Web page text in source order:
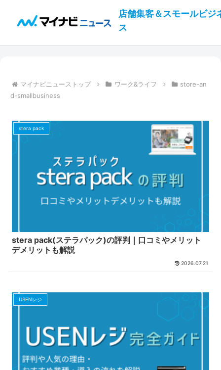
店舗集客＆スモールビジ
ス
マイナビニューストップ ワーク&ライフ
store-an
d-smallbusiness
stera pack
stera pack(ステラパック)の評判｜口コミやメリット
デメリットも解説
2026.07.21
USENレジ